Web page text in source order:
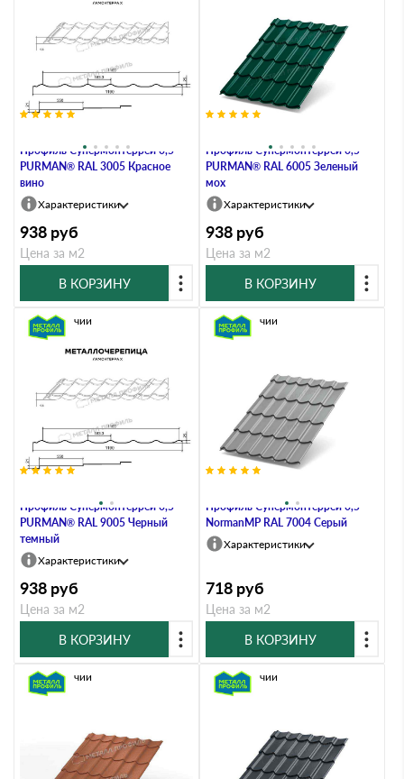
Профиль Супермонтеррей 0,5
PURMAN® RAL 3005 Красное
вино
Характеристики
938 руб
Цена за м2
В КОРЗИНУ
Профиль Супермонтеррей 0,5
PURMAN® RAL 6005 Зеленый
мох
Характеристики
938 руб
Цена за м2
В КОРЗИНУ
Профиль Супермонтеррей 0,5
PURMAN® RAL 9005 Черный
темный
В наличии
Характеристики
938 руб
Цена за м2
В КОРЗИНУ
Профиль Супермонтеррей 0,5
NormanMP RAL 7004 Серый
В наличии
Характеристики
718 руб
Цена за м2
В КОРЗИНУ
В наличии В наличии